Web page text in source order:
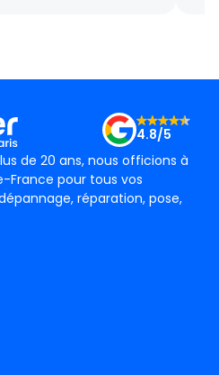
de 20 ans, nous officions à
France pour tous vos
réparation, pose,
4.8/5